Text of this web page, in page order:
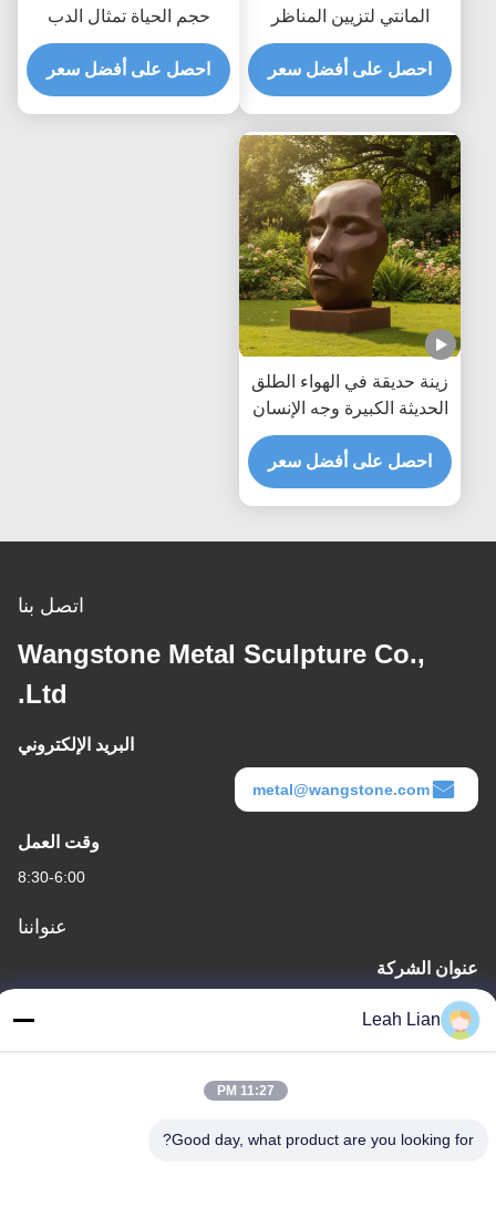
المانتي لتزيين المناظر
الطبيعية الساحلية الحيوان
البحري تمثال فني للحديقة
في الهواء الطلق
احصل على أفضل سعر
حجم الحياة تمثال الدب
البرونزي تمثال الحديقة في
الهواء الطلق الفن الواقعي
للحيوانات للفيلا ديكور
احصل على أفضل سعر
زينة حديقة في الهواء الطلق
الحديثة الكبيرة وجه الإنسان
المجرد تمثال برونزي تمثال
فني معدني قديم ديكور
حديقة المشهد
احصل على أفضل سعر
اتصل بنا
Wangstone Metal Sculpture Co.,
Ltd.
البريد الإلكتروني
metal@wangstone.com
وقت العمل
8:30-6:00
عنواننا
عنوان الشركة
شيامين، الصين
رقم 72، طريق يونغجون، قرية ووفينغ، مدينة تشونغوو، كوانتشو، فوجيان،
Leah Lian
11:27 PM
Good day, what product are you looking for?